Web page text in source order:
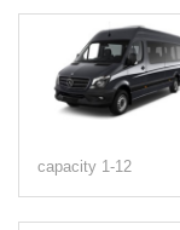
capacity 1-12